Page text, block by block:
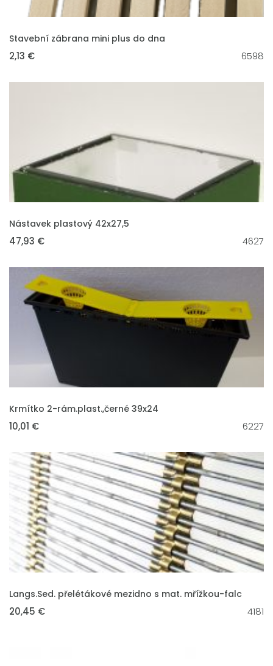
VLOŽIT DO KOŠÍKU
Stavební zábrana mini plus do dna
2,13 € 6598
VLOŽIT DO KOŠÍKU
Nástavek plastový 42x27,5
47,93 € 4627
VLOŽIT DO KOŠÍKU
Krmítko 2-rám.plast.,černé 39x24
10,01 € 6227
VLOŽIT DO KOŠÍKU
Langs.Sed. přelétákové mezidno s mat. mřížkou-falc
20,45 € 4181